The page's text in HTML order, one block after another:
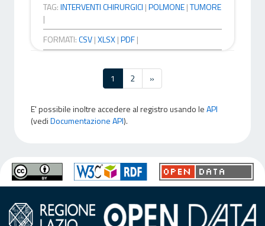
TAG:INTERVENTI CHIRURGICI |POLMONE|TUMORE
|
FORMATI:CSV|XLSX|PDF|
1 2 »
E' possibile inoltre accedere al registro usando leAPI
(vediDocumentazione API).